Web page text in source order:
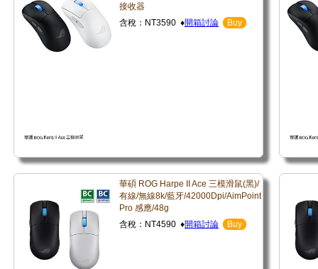
接收器
含稅：NT3590 ♦開箱討論 Buy
華碩 ROG Harpe II Ace 三模滑鼠(黑)/
有線/無線8k/藍牙/42000Dpi/AimPoint
Pro 感應/48g
含稅：NT4590 ♦開箱討論 Buy